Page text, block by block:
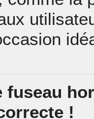
fuseau
!